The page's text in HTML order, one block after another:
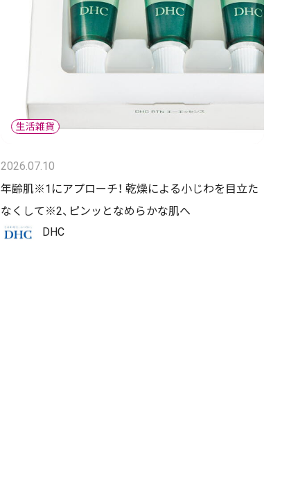
2026.07.10
年齢肌※1にアプローチ！ 乾燥による小じわを目立た
なくして※2、ピンッとなめらかな肌へ
DHC